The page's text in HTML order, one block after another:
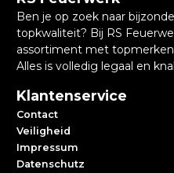
Ben je op zoek naar
topkwaliteit? Bij RS
assortiment met
Alles is volledig legaal en
Klantenservice
Contact
Veiligheid
Impressum
Datenschutz